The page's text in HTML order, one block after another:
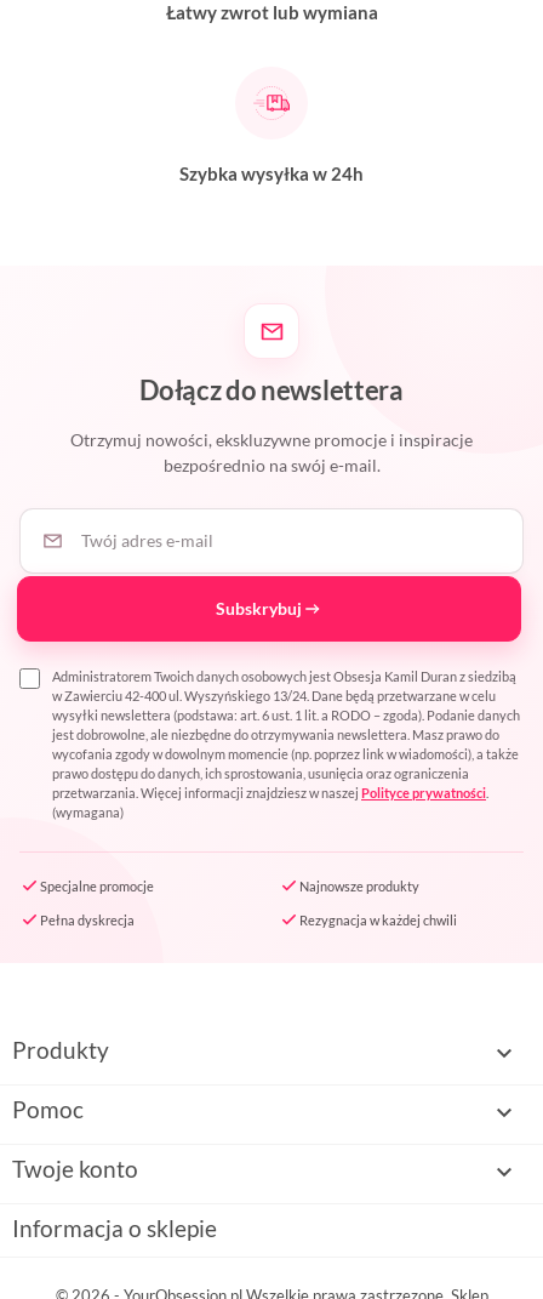
Łatwy zwrot lub wymiana
Szybka wysyłka w 24h
Dołącz do newslettera
Otrzymuj nowości, ekskluzywne promocje i inspiracje
bezpośrednio na swój e-mail.
Twój adres e-mail
Subskrybuj
Administratorem Twoich danych osobowych jest Obsesja Kamil Duran z siedzibą
w Zawierciu 42-400 ul. Wyszyńskiego 13/24. Dane będą przetwarzane w celu
wysyłki newslettera (podstawa: art. 6 ust. 1 lit. a RODO – zgoda). Podanie danych
jest dobrowolne, ale niezbędne do otrzymywania newslettera. Masz prawo do
wycofania zgody w dowolnym momencie (np. poprzez link w wiadomości), a także
prawo dostępu do danych, ich sprostowania, usunięcia oraz ograniczenia
przetwarzania. Więcej informacji znajdziesz w naszej Polityce prywatności
(wymagana)
Specjalne promocje Najnowsze produkty
Pełna dyskrecja Rezygnacja w każdej chwili
Produkty 
Pomoc 
Twoje konto 
Informacja o sklepie